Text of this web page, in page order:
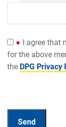
I agree that
for the above
the DPG Privacy